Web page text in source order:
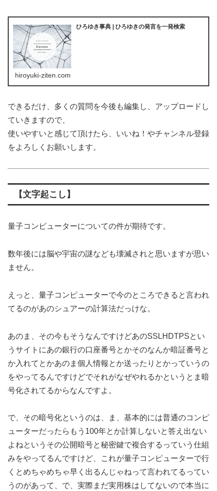
ひろゆき事典 | ひろゆきの発言を一発検索
hiroyuki-ziten.com
できるだけ、多くの質問を今後も編集し、アップロードし
ていきますので、
使いやすいと感じて頂けたら、いいね！やチャンネル登録
をよろしくお願いします。
【文字起こし】
量子コンピューターについての件が期待です。
数年後には脳や宇宙の謎なども壊滅されと思いますが思い
ません。
えっと、量子コンピューターで今のところできると言われ
てるのがあのシュアーの計算法だっけな。
あのま、その今もそうなんですけどあのSSLHDTPSとい
うサイトにあの銀行の口座番号とかそのなんか暗証番号と
か入れてとかあのま個人情報とか送ったりとかっていうの
をやってるんですけどでそれがなぜやれるかというとま暗
号化されてるからなんですよ。
で、その暗号化というのは、ま、基本的には普通のコンピ
ューターだったらもう100年とか計算しないと答え出ない
よねというその公開暗号と秘密鍵で複合するっていう仕組
みをやってるんですけど、これが量子コンピューターで行
くとめちゃめちゃ早く出るんじゃねって言われてるってい
うのがあって、で、実際まだ実用株はしてないので本当に